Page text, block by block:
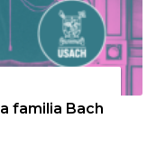
familia Bach